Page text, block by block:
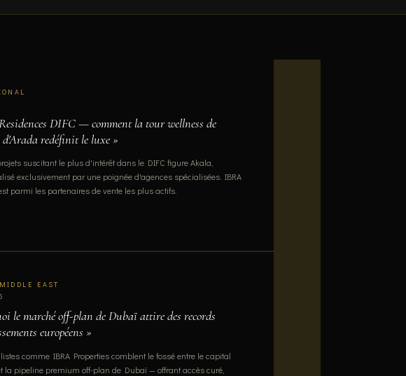
DIFC — comment la tour wellness de
d'Arada redéfinit le luxe »
suscitant le plus d'intérêt dans le DIFC figure Akala,
exclusivement par une poignée d'agences spécialisées. IBRA
parmi les partenaires de vente les plus actifs.
EAST
le marché off-plan de Dubaï attire des records
européens »
comme IBRA Properties comblent le fossé entre le capital
la pipeline premium off-plan de Dubaï — offrant accès curé,